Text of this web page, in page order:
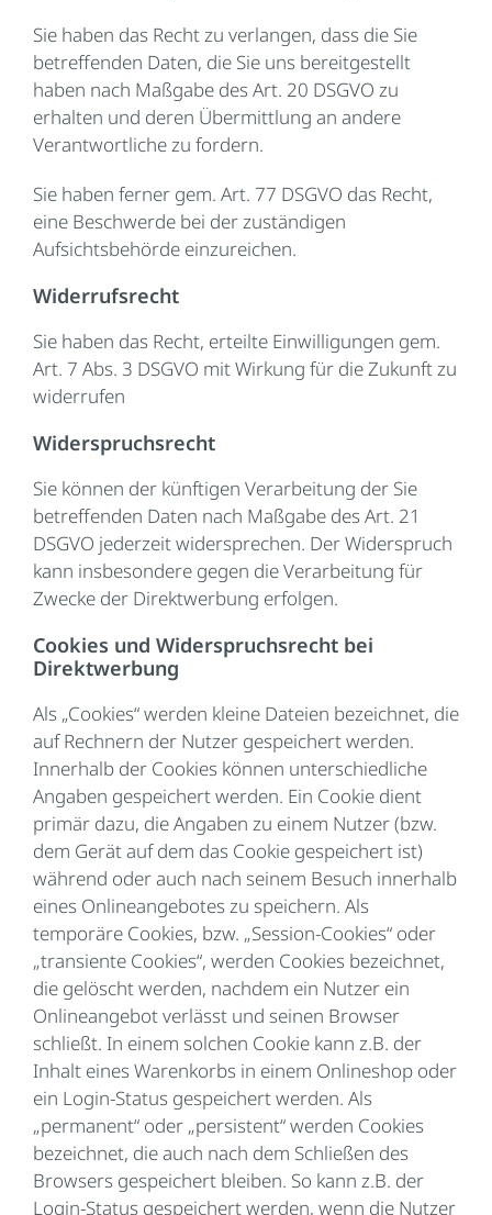
Sie haben das Recht zu verlangen, dass die Sie
betreffenden Daten, die Sie uns bereitgestellt
haben nach Maßgabe des Art. 20 DSGVO zu
erhalten und deren Übermittlung an andere
Verantwortliche zu fordern.
Sie haben ferner gem. Art. 77 DSGVO das Recht,
eine Beschwerde bei der zuständigen
Aufsichtsbehörde einzureichen.
Widerrufsrecht
Sie haben das Recht, erteilte Einwilligungen gem.
Art. 7 Abs. 3 DSGVO mit Wirkung für die Zukunft zu
widerrufen
Widerspruchsrecht
Sie können der künftigen Verarbeitung der Sie
betreffenden Daten nach Maßgabe des Art. 21
DSGVO jederzeit widersprechen. Der Widerspruch
kann insbesondere gegen die Verarbeitung für
Zwecke der Direktwerbung erfolgen.
Cookies und Widerspruchsrecht bei
Direktwerbung
Als „Cookies“ werden kleine Dateien bezeichnet, die
auf Rechnern der Nutzer gespeichert werden.
Innerhalb der Cookies können unterschiedliche
Angaben gespeichert werden. Ein Cookie dient
primär dazu, die Angaben zu einem Nutzer (bzw.
dem Gerät auf dem das Cookie gespeichert ist)
während oder auch nach seinem Besuch innerhalb
eines Onlineangebotes zu speichern. Als
temporäre Cookies, bzw. „Session-Cookies“ oder
„transiente Cookies“, werden Cookies bezeichnet,
die gelöscht werden, nachdem ein Nutzer ein
Onlineangebot verlässt und seinen Browser
schließt. In einem solchen Cookie kann z.B. der
Inhalt eines Warenkorbs in einem Onlineshop oder
ein Login-Status gespeichert werden. Als
„permanent“ oder „persistent“ werden Cookies
bezeichnet, die auch nach dem Schließen des
Browsers gespeichert bleiben. So kann z.B. der
Login-Status gespeichert werden, wenn die Nutzer